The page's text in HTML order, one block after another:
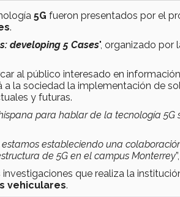
5G fueron presentados por el
.
developing 5 Cases", organizado por
al público interesado en
la sociedad la implementación de
y futuras.
para hablar de la tecnología 5G
estableciendo una
de 5G en el campus Monterrey
que realiza la
vehiculares.